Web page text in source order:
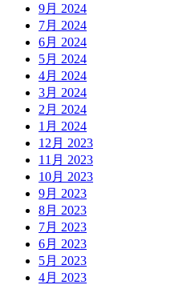
9月 2024
7月 2024
6月 2024
5月 2024
4月 2024
3月 2024
2月 2024
1月 2024
12月 2023
11月 2023
10月 2023
9月 2023
8月 2023
7月 2023
6月 2023
5月 2023
4月 2023